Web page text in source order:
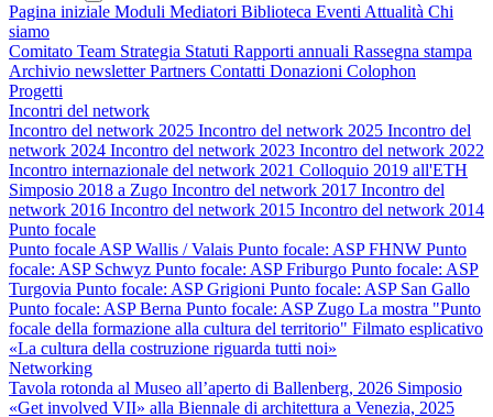
Pagina iniziale Moduli Mediatori Biblioteca Eventi Attualità Chi
siamo
Comitato Team Strategia Statuti Rapporti annuali Rassegna stampa
Archivio newsletterPartners Contatti Donazioni Colophon
Progetti
Incontri del network
Incontro del network 2025 Incontro del network 2025 Incontro del
network 2024 Incontro del network 2023 Incontro del network 2022
Incontro internazionale del network 2021 Colloquio 2019 all'ETH
Simposio 2018 a Zugo Incontro del network 2017 Incontro del
network 2016 Incontro del network 2015 Incontro del network 2014
Punto focale
Punto focale ASP Wallis / Valais Punto focale: ASP FHNW Punto
focale: ASP Schwyz Punto focale: ASP Friburgo Punto focale: ASP
Turgovia Punto focale: ASP Grigioni Punto focale: ASP San Gallo
Punto focale: ASP Berna Punto focale: ASP Zugo La mostra "Punto
focale della formazione alla cultura del territorio" Filmato esplicativo
«La cultura della costruzione riguarda tutti noi»
Networking
Tavola rotonda al Museo all’aperto di Ballenberg, 2026 Simposio
«Get involved VII» alla Biennale di architettura a Venezia, 2025